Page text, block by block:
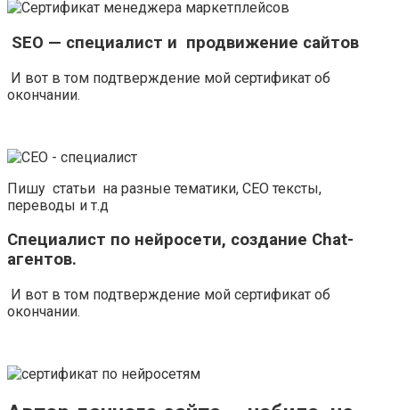
SEO — специалист и продвижение сайтов
И вот в том подтверждение мой сертификат об
окончании.
Пишу статьи на разные тематики, СЕО тексты,
переводы и т.д
Специалист по нейросети, создание Chat-
агентов.
И вот в том подтверждение мой сертификат об
окончании.